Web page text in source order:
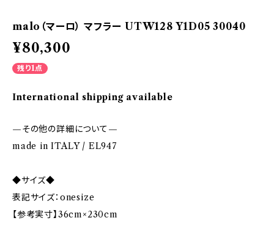
malo（マーロ） マフラー UTW128 Y1D05 30040
¥80,300
残り1点
International shipping available
—その他の詳細について—
made in ITALY / EL947
◆サイズ◆
表記サイズ：onesize
【参考実寸】36cm×230cm